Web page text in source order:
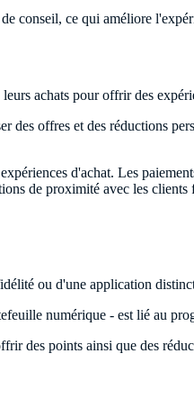
conseil, ce qui améliore
achats pour offrir des
offres et des réductions
d'achat. Les
de proximité avec les clients
ou d'une application
numérique - est lié au
des points ainsi que des